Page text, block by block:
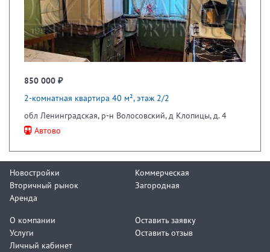
850 000 ₽
2-комнатная квартира 40 м², этаж 2/2
обл Ленинградская, р-н Волосовский, д Клопицы, д. 4
Автово
Новостройки
Вторичный рынок
Аренда
Коммерческая
Загородная
О компании
Услуги
Личный кабинет
Оставить заявку
Оставить отзыв